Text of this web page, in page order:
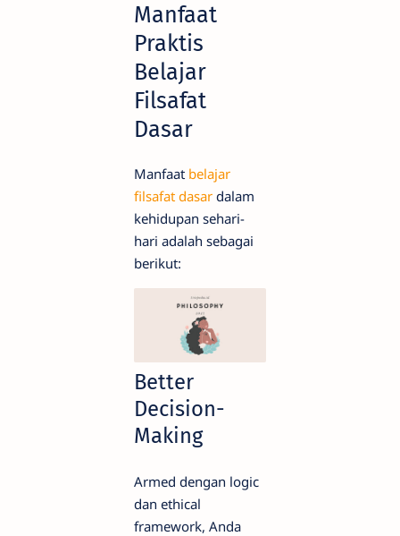
Manfaat
Praktis
Belajar
Filsafat
Dasar
Manfaat belajar
filsafat dasar dalam
kehidupan sehari-
hari adalah sebagai
berikut:
Better
Decision-
Making
Armed dengan logic
dan ethical
framework, Anda